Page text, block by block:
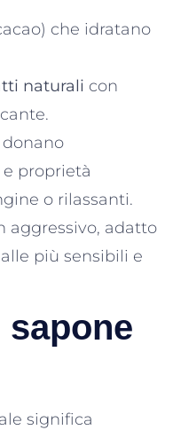
che idratano
naturali con
proprietà
o rilassanti.
aggressivo, adatto
più sensibili e
sapone
significa